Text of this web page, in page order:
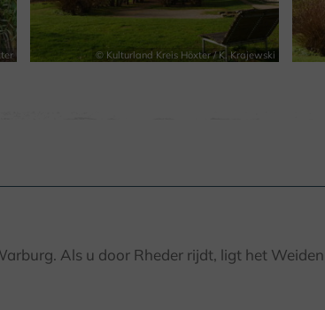
© Kulturland Kreis Höxter / K. Krajewski
Als u door Rheder rijdt, ligt het